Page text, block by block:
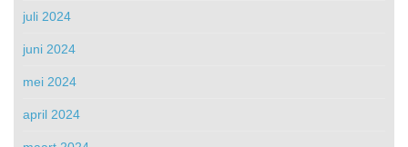
juli 2024
juni 2024
mei 2024
april 2024